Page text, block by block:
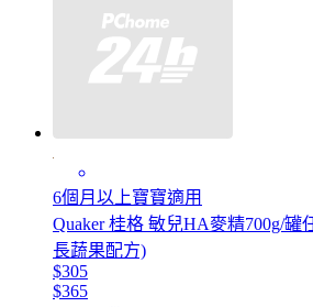
6個月以上寶寶適用
Quaker 桂格 敏兒HA麥精700g/罐
長蔬果配方)
$305
$365